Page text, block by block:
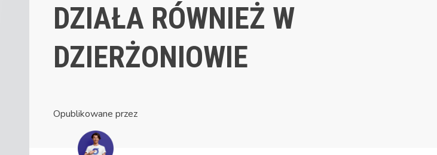
DZIAŁA RÓWNIEŻ W
DZIERŻONIOWIE
Opublikowane przez